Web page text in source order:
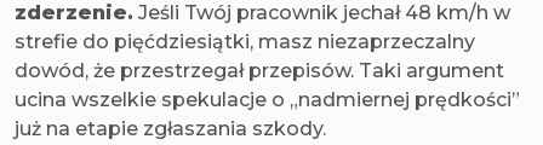
zderzenie. Jeśli Twój pracownik jechał 48 km/h w
strefie do pięćdziesiątki, masz niezaprzeczalny
dowód, że przestrzegał przepisów. Taki argument
ucina wszelkie spekulacje o „nadmiernej prędkości”
już na etapie zgłaszania szkody.